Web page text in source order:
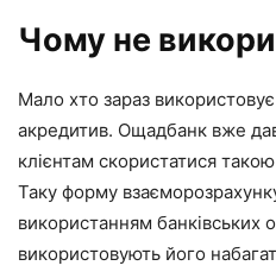
Чому не
Мало хто зараз
акредитив. Ощадбанк вже
клієнтам скористатися
Таку форму
використанням банківських
використовують його